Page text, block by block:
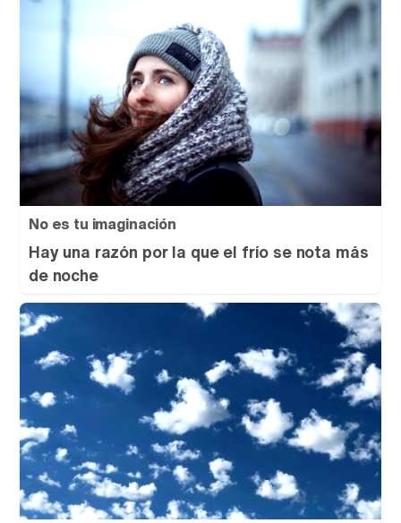
No es tu imaginación
Hay una razón por la que el frío se nota más
de noche